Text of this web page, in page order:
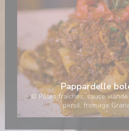
Pappardelle
© Pâtes fraîches, sauce
persil, fromage